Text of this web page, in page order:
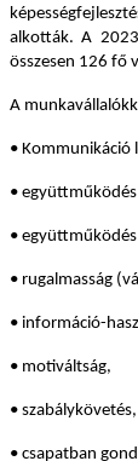
alkották. A
összesen 126 fő
A
• Kommunikáció
•
•
• rugalmasság
• információ-
• motiváltság,
• szabálykövetés,
• csapatban